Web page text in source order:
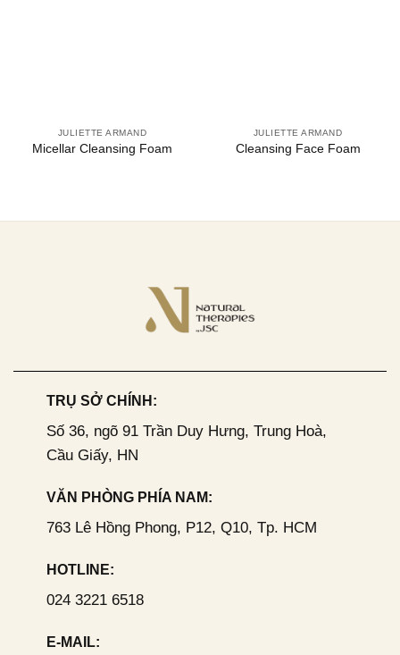
JULIETTE ARMAND
Micellar Cleansing Foam
JULIETTE ARMAND
Cleansing Face Foam
TRỤ SỞ CHÍNH:
Số 36, ngõ 91 Trần Duy Hưng, Trung Hoà,
Cầu Giấy, HN
VĂN PHÒNG PHÍA NAM:
763 Lê Hồng Phong, P12, Q10, Tp. HCM
HOTLINE:
024 3221 6518
E-MAIL: